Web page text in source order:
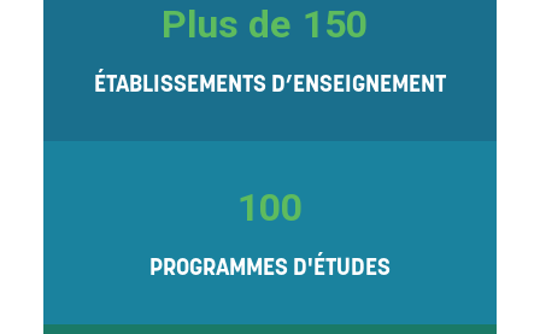
Plus de 150
ÉTABLISSEMENTS D’ENSEIGNEMENT
100
PROGRAMMES D'ÉTUDES